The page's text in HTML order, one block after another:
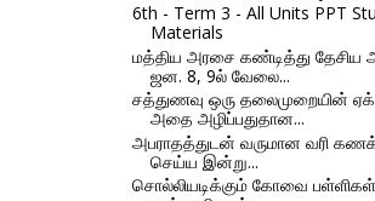
6th - Term 3 - All Units PPT
Materials
மத்திய அரசை கண்டித்து தேசிய
ஜன. 8, 9ல் வேலை...
சத்துணவு ஒரு தலைமுறையின்
அதை அழிப்பதுதான...
அபராதத்துடன் வருமான வரி
செய்ய இன்று...
சொல்லியடிக்கும் கோவை